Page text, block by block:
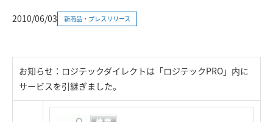
2010/06/03 新商品・プレスリリース
お知らせ：ロジテックダイレクトは「ロジテックPRO」内に
サービスを引継ぎました。